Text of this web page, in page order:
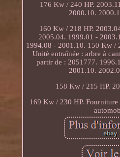
176 Kw / 240 HP.
2000.10.
160 Kw / 218 HP.
2005.04. 1999.01 -
1994.08 - 2001.10. 150 Kw /
Unité entraînée : arbre à
partir de : 2051777.
2001.10.
158 Kw / 215 HP.
169 Kw / 230 HP.